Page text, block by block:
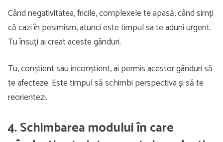
Când negativitatea, fricile, complexele te apasă, când simți
că cazi în pesimism, atunci este timpul sa te aduni urgent.
Tu însuți ai creat aceste gânduri.
Tu, conștient sau inconștient, ai permis acestor gânduri să
te afecteze. Este timpul să schimbi perspectiva și să te
reorientezi.
4. Schimbarea modului în care